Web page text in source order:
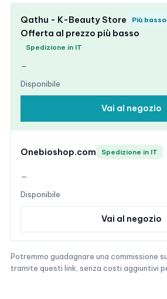
Qathu - K-Beauty Store Più basso
Offerta al prezzo più basso
Spedizione in IT
—
Disponibile
Vai al negozio
Onebioshop.com Spedizione in IT
—
Disponibile
Vai al negozio
Potremmo guadagnare una commissione
tramite questi link, senza costi aggiuntivi